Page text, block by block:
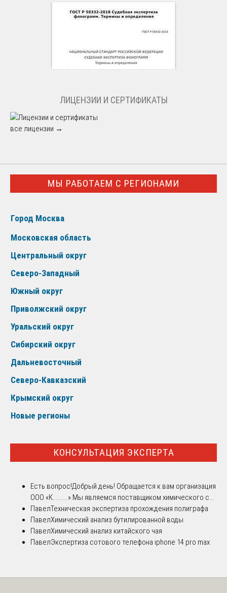
ЛИЦЕНЗИИ И СЕРТИФИКАТЫ
все лицензии →
МЫ РАБОТАЕМ С РЕГИОНАМИ
Город Москва
Московская область
Центральный округ
Северо-Западный
Южный округ
Приволжский округ
Уральский округ
Сибирский округ
Дальневосточный
Северо-Кавказский
Крымский округ
Новые регионы
КОНСУЛЬТАЦИЯ ЭКСПЕРТА
Есть вопрос!Добрый день! Обращается к вам организация
ООО «К..........».Мы являемся поставщиком химического с...
ПавелТехническая экспертиза прохождения полиграфа
ПавелХимический анализ бутилированной воды
ПавелХимический анализ китайского чая
ПавелЭкспертиза сотового телефона iphone 14 pro max